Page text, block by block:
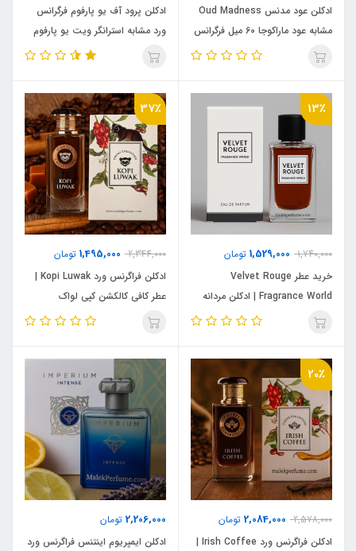
ادکلن عود مدنس Oud Madness
مشابه عود ماراکوجا 60 میل فرگرانس
ورد
ادکلن پرود آف یو پارفوم‌ فرگرانس
ورد مشابه استرانگر ویت یو پارفوم‌
حجم 100 میل
13٪
1,740,000
1,529,000 تومان
خرید عطر Velvet Rouge
Fragrance World | ادکلن مردانه
زنانه مشابه ادکلن فراگرنس ورد مدل
ولورس حجم 100 میل
37٪
2,344,000
1,495,000 تومان
ادکلن فراگرنس ورد Kopi Luwak |
عطر کافی کالکشن کپی لواک
Fragrance World Coffee
20٪
2,578,000
2,084,000 تومان
ادکلن فراگرنس ورد Irish Coffee |
2,206,000 تومان
ادکلن ایمپریوم اینتنس فراگرنس ورد